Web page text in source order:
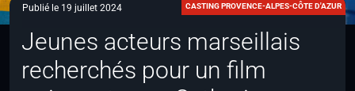
Publié le 19 juillet 2024 CASTING PROVENCE-ALPES-CÔTE D'AZUR
Jeunes acteurs marseillais
recherchés pour un film